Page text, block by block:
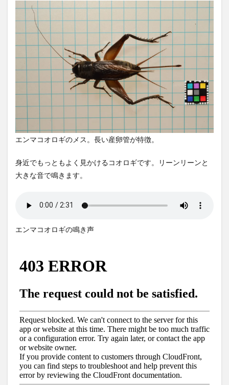
エンマコオロギのメス。長い産卵管が特徴。
身近でもっともよく見かけるコオロギです。リーンリーンと
大きな音で鳴きます。
エンマコオロギの鳴き声